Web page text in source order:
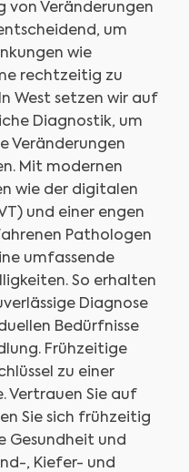
von Veränderungen
um
wie
rechtzeitig zu
West setzen wir auf
Diagnostik, um
Veränderungen
Mit modernen
wie der digitalen
und einer engen
Pathologen
umfassende
So erhalten
Diagnose
Bedürfnisse
Frühzeitige
zu einer
Vertrauen Sie auf
Sie sich frühzeitig
Gesundheit und
, Kiefer- und